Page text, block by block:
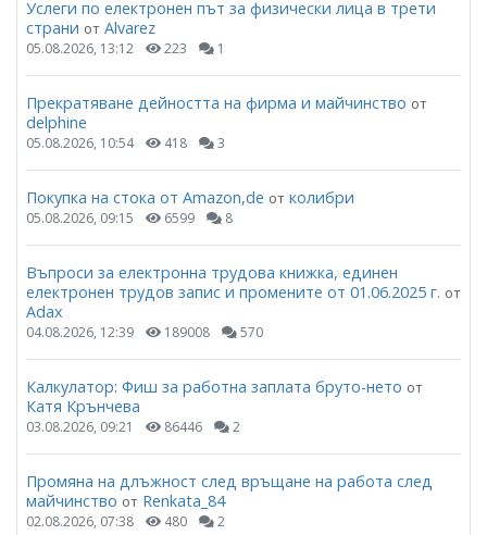
Услеги по електронен път за физически лица в трети
страни от Alvarez
05.08.2026, 13:12 223 1
Прекратяване дейността на фирма и майчинство от
delphine
05.08.2026, 10:54 418 3
Покупка на стока от Amazon,de от колибри
05.08.2026, 09:15 6599 8
Въпроси за електронна трудова книжка, единен
електронен трудов запис и промените от 01.06.2025 г. от
Adax
04.08.2026, 12:39 189008 570
Калкулатор: Фиш за работна заплата бруто-нето от
Катя Крънчева
03.08.2026, 09:21 86446 2
Промяна на длъжност след връщане на работа след
майчинство от Renkata_84
02.08.2026, 07:38 480 2